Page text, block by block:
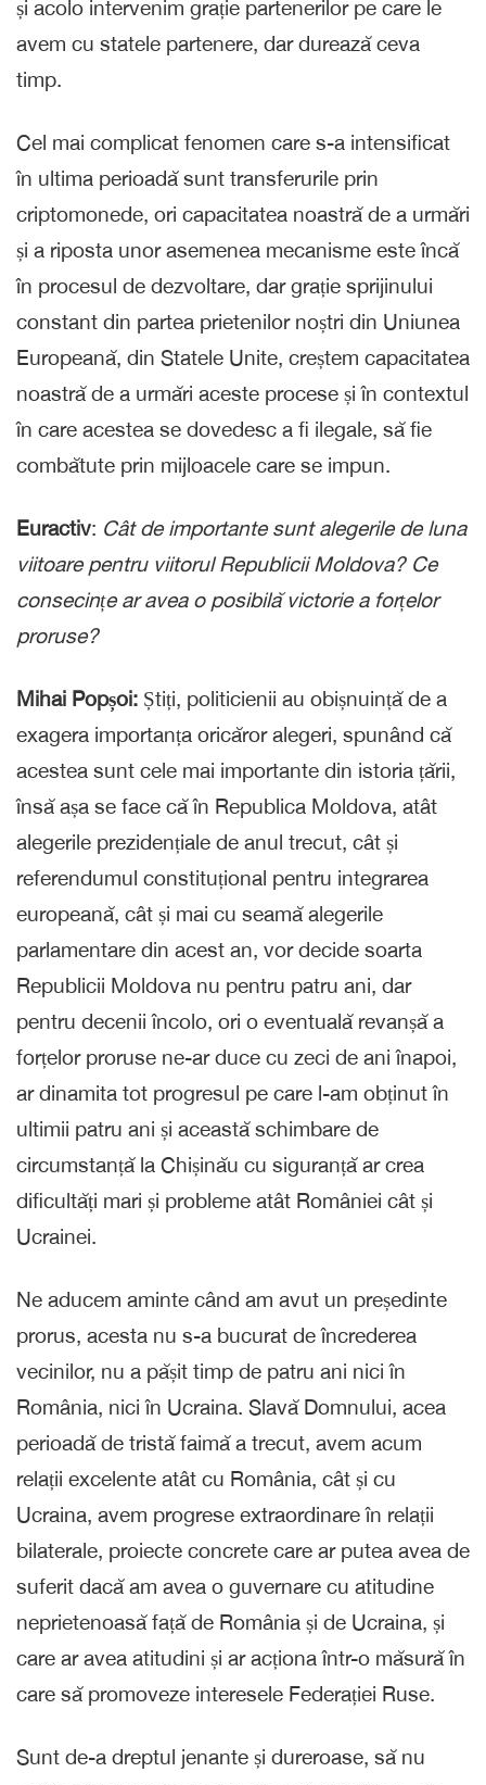
și acolo intervenim grație partenerilor pe care le
avem cu statele partenere, dar durează ceva
timp.
Cel mai complicat fenomen care s-a intensificat
în ultima perioadă sunt transferurile prin
criptomonede, ori capacitatea noastră de a urmări
și a riposta unor asemenea mecanisme este încă
în procesul de dezvoltare, dar grație sprijinului
constant din partea prietenilor noștri din Uniunea
Europeană, din Statele Unite, creștem capacitatea
noastră de a urmări aceste procese și în contextul
în care acestea se dovedesc a fi ilegale, să fie
combătute prin mijloacele care se impun.
Euractiv: Cât de importante sunt alegerile de luna
viitoare pentru viitorul Republicii Moldova? Ce
consecințe ar avea o posibilă victorie a forțelor
proruse?
Mihai Popșoi: Știți, politicienii au obișnuință de a
exagera importanța oricăror alegeri, spunând că
acestea sunt cele mai importante din istoria țării,
însă așa se face că în Republica Moldova, atât
alegerile prezidențiale de anul trecut, cât și
referendumul constituțional pentru integrarea
europeană, cât și mai cu seamă alegerile
parlamentare din acest an, vor decide soarta
Republicii Moldova nu pentru patru ani, dar
pentru decenii încolo, ori o eventuală revanșă a
forțelor proruse ne-ar duce cu zeci de ani înapoi,
ar dinamita tot progresul pe care l-am obținut în
ultimii patru ani și această schimbare de
circumstanță la Chișinău cu siguranță ar crea
dificultăți mari și probleme atât României cât și
Ucrainei.
Ne aducem aminte când am avut un președinte
prorus, acesta nu s-a bucurat de încrederea
vecinilor, nu a pășit timp de patru ani nici în
România, nici în Ucraina. Slavă Domnului, acea
perioadă de tristă faimă a trecut, avem acum
relații excelente atât cu România, cât și cu
Ucraina, avem progrese extraordinare în relații
bilaterale, proiecte concrete care ar putea avea de
suferit dacă am avea o guvernare cu atitudine
neprietenoasă față de România și de Ucraina, și
care ar avea atitudini și ar acționa într-o măsură în
care să promoveze interesele Federației Ruse.
Sunt de-a dreptul jenante și dureroase, să nu